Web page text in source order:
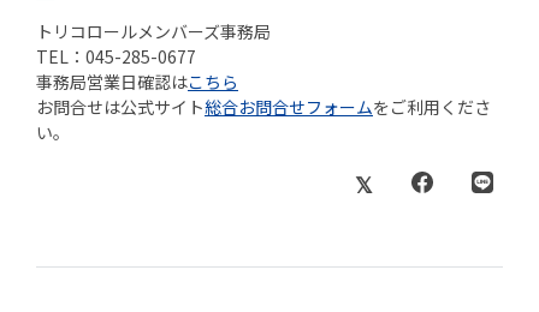
トリコロールメンバーズ事務局
TEL：045-285-0677
事務局営業日確認はこちら
お問合せは公式サイト総合お問合せフォームをご利用くださ
い。